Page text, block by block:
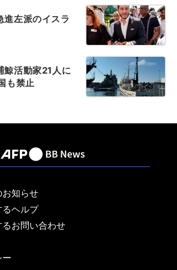
進左派のイスラ
鯨活動家21人に
も禁止
知らせ
ヘルプ
お問い合わせ
ー